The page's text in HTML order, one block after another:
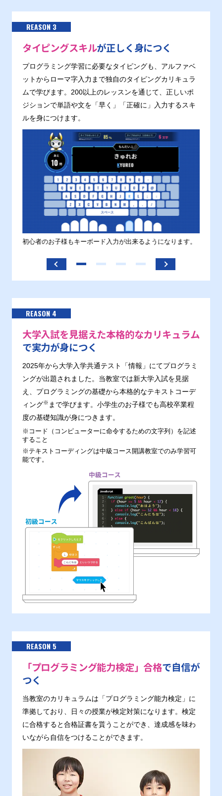
REASON 3
タイピングスキルが正しく身につく
プログラミング学習に必要なタイピングも、アルファベ
ットからローマ字入力まで独自のタイピングカリキュラ
ムで学びます。200以上のレッスンを通じて、正しいポ
ジションで単語や文を「早く」「正確に」入力するスキ
ルを身につけます。
初心者のお子様もキーボード入力が出来るようになります。
REASON 4
大学入試を見据えた本格的なカリキュラム
で実力が身につく
2025年から大学入学共通テスト「情報」にてプログラミ
ングが出題されました。当教室では新大学入試を見据
え、プログラミングの基礎から本格的なテキストコーデ
ィング※ まで学びます。小学生のお子様でも高校卒業程
度の基礎知識が身につきます。
※コード（コンピューターに命令するための文字列）を記述
すること
※テキストコーディングは中級コース開講教室でのみ学習可
能です。
REASON 5
「プログラミング能力検定」合格で自信が
つく
当教室のカリキュラムは「プログラミング能力検定」に
準拠しており、日々の授業が検定対策になります。検定
に合格すると合格証書を貰うことができ、達成感を味わ
いながら自信をつけることができます。